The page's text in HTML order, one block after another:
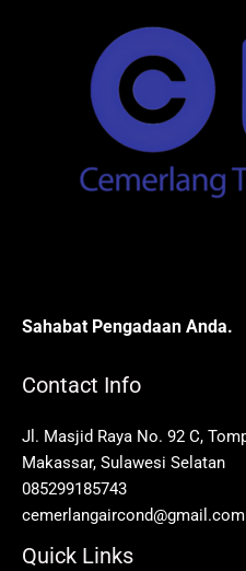
Sahabat Pengadaan Anda.
Contact Info
Jl. Masjid Raya No. 92 C,
Makassar, Sulawesi Selatan
085299185743
cemerlangaircond@gmail.com
Quick Links